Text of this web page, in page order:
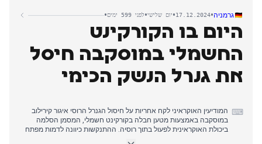
רבים דיווחו על ויתור חמאס על דרישת הנסיגה המלאה של צה"ל, סימן
לפריצת דרך אפשרית במשא ומתן, אם כי גורמים ישראליים הדגישו
פערים נותרים.
בערב, התמקדו הדיווחים בביקור המתוכנן של ראש ה-CIA בקטאר,
במקביל לדיווחים על תקיפה ישראלית ליד שדה התעופה במזרח סוריה.
הצטלבות ההתבססות בחזית הצפון עם ההתקדמות בעסקת החטופים
סימנה שינוי משמעותי הן בתחום הצבאי והן בדיפלומטי.
גרמניה•
17.12.2024
•יום שלישי•לפני 599 ימים •
היום בו הקורקינט
החשמלי במוסקבה חיסל
את גנרל הנשק הכימי
⌨ המודיעין האוקראיני לקח אחריות על חיסול הגנרל הרוסי איגור קירילוב
במוסקבה באמצעות מטען חבלה בקורקינט חשמלי, המסמן הסלמה
ביכולת האוקראינית לפעול בתוך רוסיה. ההתנקשות כיוונה לדמות מפתח